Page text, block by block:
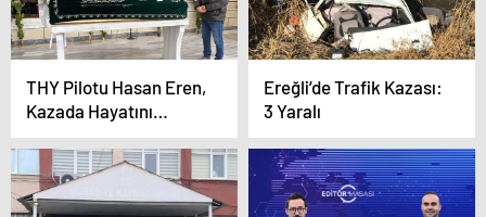
THY Pilotu Hasan Eren,
Kazada Hayatını
Kaybetti
Ereğli’de Trafik Kazası:
3 Yaralı